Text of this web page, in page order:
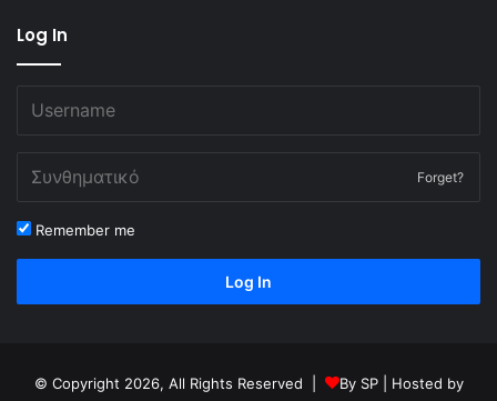
Log In
Forget?
Remember me
Log In
© Copyright 2026, All Rights Reserved | By SP| Hosted by